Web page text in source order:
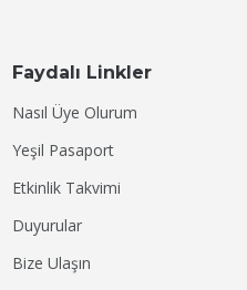
Faydalı Linkler
Nasıl Üye Olurum
Yeşil Pasaport
Etkinlik Takvimi
Duyurular
Bize Ulaşın